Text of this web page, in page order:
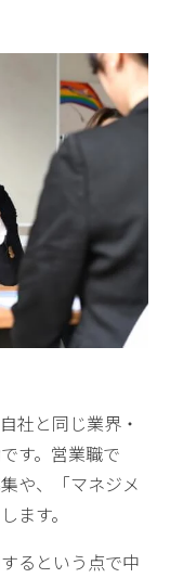
社と同じ業界・
す。営業職で
や、「マネジメ
ます。
るという点で中